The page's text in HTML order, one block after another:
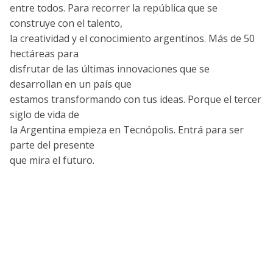
entre todos. Para recorrer la república que se
construye con el talento,
la creatividad y el conocimiento argentinos. Más de 50
hectáreas para
disfrutar de las últimas innovaciones que se
desarrollan en un país que
estamos transformando con tus ideas. Porque el tercer
siglo de vida de
la Argentina empieza en Tecnópolis. Entrá para ser
parte del presente
que mira el futuro.